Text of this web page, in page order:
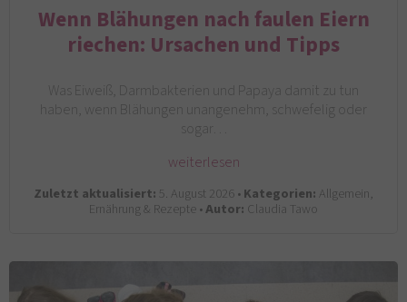
Wenn Blähungen nach faulen Eiern
riechen: Ursachen und Tipps
Was Eiweiß, Darmbakterien und Papaya damit zu tun
haben, wenn Blähungen unangenehm, schwefelig oder
sogar…
weiterlesen
Zuletzt aktualisiert: 5. August 2026 •Kategorien: Allgemein,
Ernährung & Rezepte •Autor: Claudia Tawo